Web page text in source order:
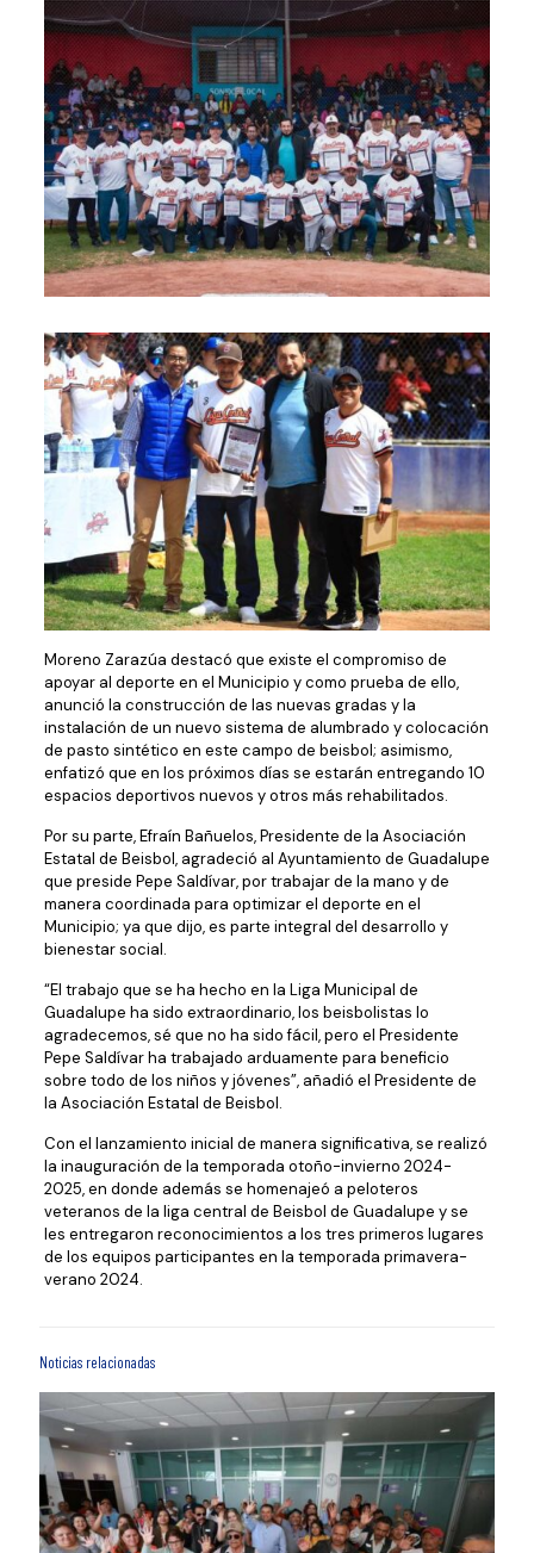
Moreno Zarazúa destacó que existe el compromiso de
apoyar al deporte en el Municipio y como prueba de ello,
anunció la construcción de las nuevas gradas y la
instalación de un nuevo sistema de alumbrado y colocación
de pasto sintético en este campo de beisbol; asimismo,
enfatizó que en los próximos días se estarán entregando 10
espacios deportivos nuevos y otros más rehabilitados.
Por su parte, Efraín Bañuelos, Presidente de la Asociación
Estatal de Beisbol, agradeció al Ayuntamiento de Guadalupe
que preside Pepe Saldívar, por trabajar de la mano y de
manera coordinada para optimizar el deporte en el
Municipio; ya que dijo, es parte integral del desarrollo y
bienestar social.
“El trabajo que se ha hecho en la Liga Municipal de
Guadalupe ha sido extraordinario, los beisbolistas lo
agradecemos, sé que no ha sido fácil, pero el Presidente
Pepe Saldívar ha trabajado arduamente para beneficio
sobre todo de los niños y jóvenes”, añadió el Presidente de
la Asociación Estatal de Beisbol.
Con el lanzamiento inicial de manera significativa, se realizó
la inauguración de la temporada otoño-invierno 2024-
2025, en donde además se homenajeó a peloteros
veteranos de la liga central de Beisbol de Guadalupe y se
les entregaron reconocimientos a los tres primeros lugares
de los equipos participantes en la temporada primavera-
verano 2024.
Noticias relacionadas